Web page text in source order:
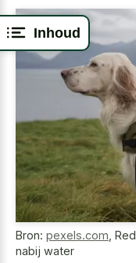
Inhoud
Bron: pexels.com
nabij water